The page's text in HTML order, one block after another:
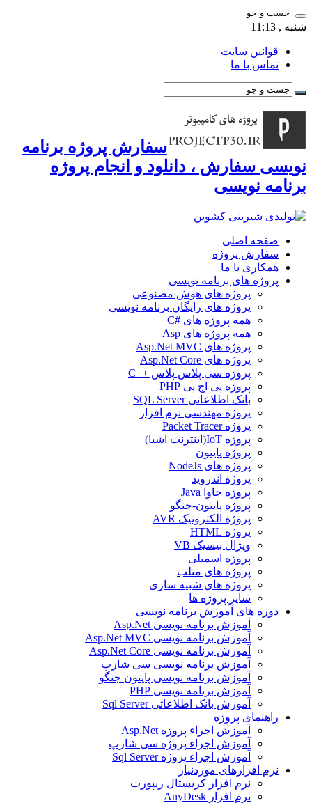
شنبه , 11:13
قوانین سایت
تماس با ما
سفارش پروژه برنامه
نویسی سفارش ، دانلود و انجام پروژه
برنامه نویسی
صفحه اصلی
سفارش پروژه
همکاری با ما
پروژه های برنامه نویسی
پروژه های هوش مصنوعی
پروژه های رایگان برنامه نویسی
همه پروژه های #C
همه پروژه های Asp
پروژه های Asp.Net MVC
پروژه های Asp.Net Core
پروژه سی پلاس پلاس ++C
پروژه پی اچ پی PHP
بانک اطلاعاتی SQL Server
پروژه مهندسی نرم افزار
پروژه Packet Tracer
پروژه IoT(اینترنت اشیا)
پروژه پایتون
پروژه های NodeJs
پروژه اندروید
پروژه جاوا Java
پروژه پایتون-جنگو
پروژه الکترونیک AVR
پروژه HTML
ویژال بیسیک VB
پروژه اسمبلی
پروژه های متلب
پروژه های شبیه سازی
سایر پروژه ها
دوره های آموزش برنامه نویسی
آموزش برنامه نویسی Asp.Net
آموزش برنامه نویسی Asp.Net MVC
آموزش برنامه نویسی Asp.Net Core
آموزش برنامه نویسی سی شارپ
آموزش برنامه نویسی پایتون جنگو
آموزش برنامه نویسی PHP
آموزش بانک اطلاعاتی Sql Server
راهنمای پروژه
آموزش اجراء پروژه Asp.Net
آموزش اجراء پروژه سی شارپ
آموزش اجراء پروژه Sql Server
نرم افزارهای موردنیاز
نرم افزار کریستال ریپورت
نرم افزار AnyDesk